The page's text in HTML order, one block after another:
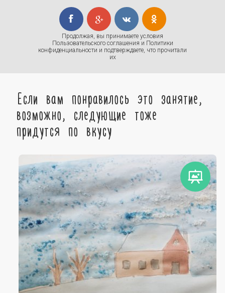
Продолжая, вы принимаете условия
Пользовательского соглашения и Политики
конфиденциальности и подтверждаете, что прочитали
их
Если вам понравилось это занятие,
возможно, следующие тоже
придутся по вкусу